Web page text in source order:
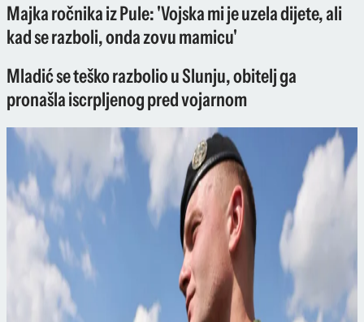
Majka ročnika iz Pule: 'Vojska mi je uzela dijete, ali
kad se razboli, onda zovu mamicu'
Mladić se teško razbolio u Slunju, obitelj ga
pronašla iscrpljenog pred vojarnom